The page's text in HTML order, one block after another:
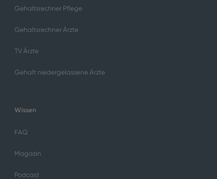
Gehaltsrechner Pflege
Gehaltsrechner Ärzte
TV Ärzte
Gehalt niedergelassene Ärzte
Wissen
FAQ
Magazin
Podcast